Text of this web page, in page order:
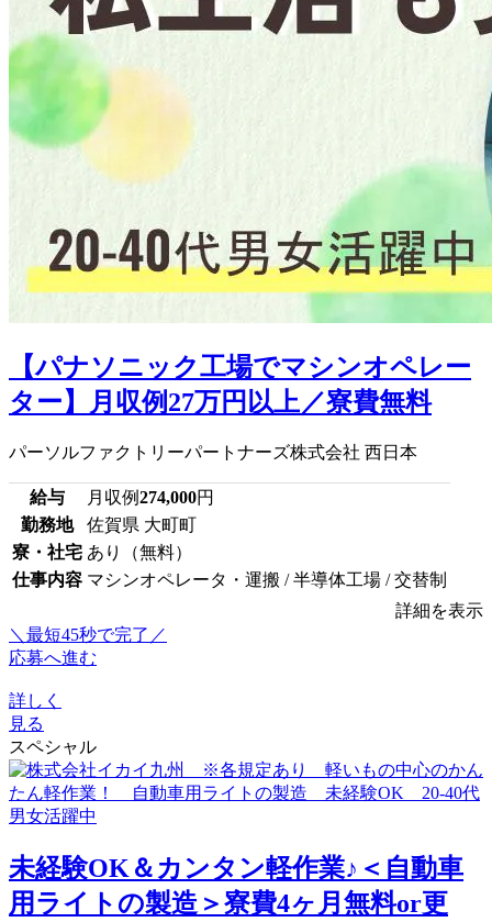
【パナソニック工場でマシンオペレー
ター】月収例27万円以上／寮費無料
パーソルファクトリーパートナーズ株式会社 西日本
給与 月収例274,000円
勤務地
佐賀県 大町町
寮・社宅 あり（無料）
仕事内容 マシンオペレータ・運搬 / 半導体工場 / 交替制
詳細を表示
＼最短45秒で完了／
応募へ進む
詳しく
見る
スペシャル
未経験OK＆カンタン軽作業♪＜自動車
用ライトの製造＞寮費4ヶ月無料or更